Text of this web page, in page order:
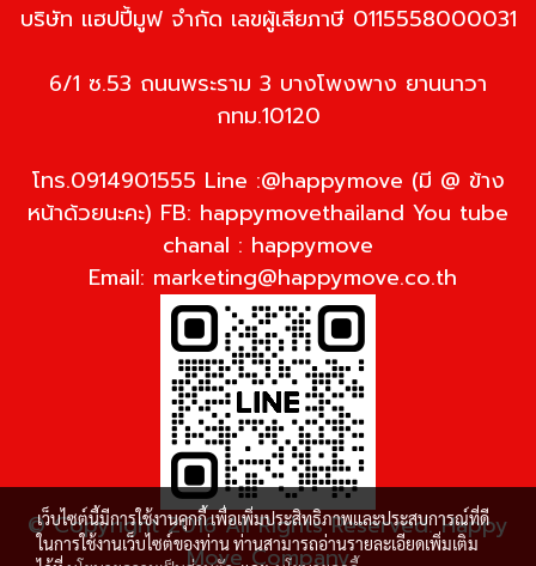
บริษัท แฮปปี้มูฟ จำกัด เลขผู้เสียภาษี 0115558000031
6/1 ซ.53 ถนนพระราม 3 บางโพงพาง ยานนาวา
กทม.10120
โทร.0914901555 Line :@happymove (มี @ ข้าง
หน้าด้วยนะคะ) FB: happymovethailand You tube
chanal : happymove
Email: marketing@happymove.co.th
© Copyright 2016 All Rights Reserved. Happy
Move Company
เว็บไซต์นี้มีการใช้งานคุกกี้ เพื่อเพิ่มประสิทธิภาพและประสบการณ์ที่ดี
ในการใช้งานเว็บไซต์ของท่าน ท่านสามารถอ่านรายละเอียดเพิ่มเติม